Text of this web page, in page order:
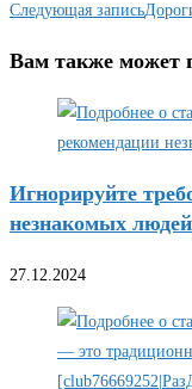
Следующая запись
Вам также может
Игнорируйте
незнакомых
27.12.2024